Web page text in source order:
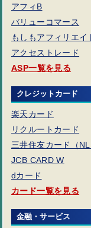
アフィB
バリューコマース
もしもアフィリエイ
アクセストレード
ASP一覧を見る
クレジットカード
楽天カード
リクルートカード
三井住友カード（NL
JCB CARD W
dカード
カード一覧を見る
金融・サービス